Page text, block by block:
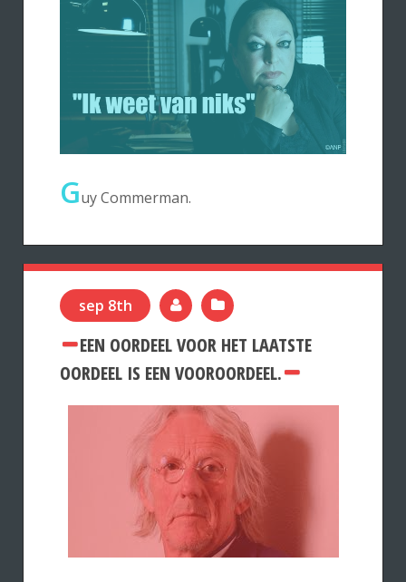
Guy Commerman.
sep 8th
EEN OORDEEL VOOR HET LAATSTE
OORDEEL IS EEN VOOROORDEEL.